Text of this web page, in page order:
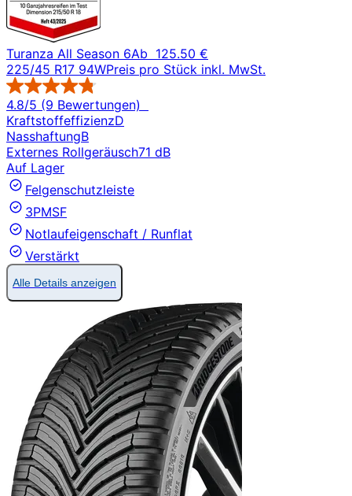
Turanza All Season 6Ab 125.50 €
225/45 R17 94WPreis pro Stück inkl. MwSt.
4.8/5 (9 Bewertungen)
KraftstoffeffizienzD
NasshaftungB
Externes Rollgeräusch71 dB
Auf Lager
Felgenschutzleiste
3PMSF
Notlaufeigenschaft / Runflat
Verstärkt
Alle Details anzeigen